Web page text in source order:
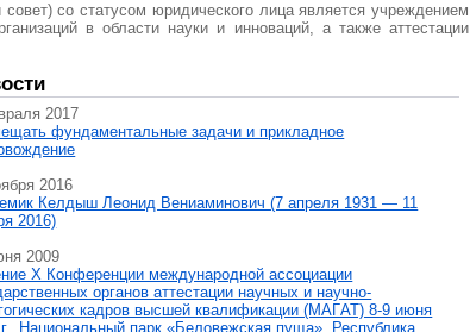
со статусом юридического лица является учреждением
в области науки и инноваций, а также аттестации
2017
фундаментальные задачи и прикладное
2016
Келдыш Леонид Вениаминович (7 апреля 1931 — 11
2016)
2009
X Конференции международной ассоциации
органов аттестации научных и научно-
кадров высшей квалификации (МАГAT) 8-9 июня
Национальный парк «Беловежская пуща», Республика